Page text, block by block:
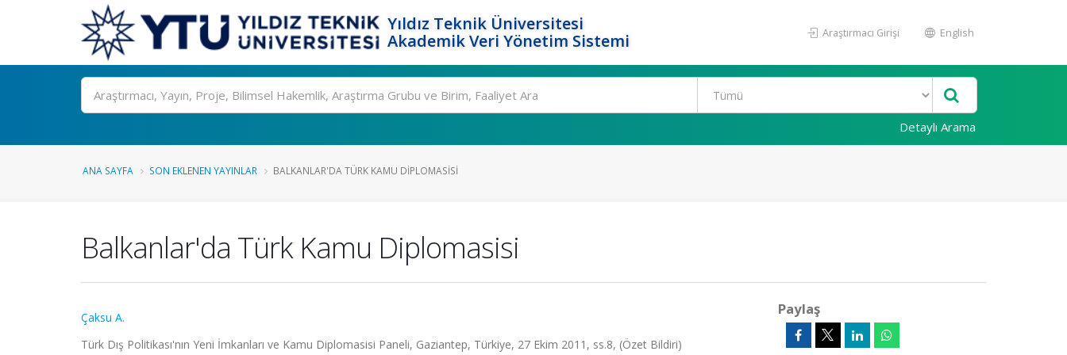
Yıldız Teknik Üniversitesi
Akademik Veri Yönetim Sistemi
Araştırmacı Girişi English
Ara
Detaylı Arama
ANA SAYFA SON EKLENEN YAYINLAR BALKANLAR'DA TÜRK KAMU DIPLOMASISI
Balkanlar'da Türk Kamu Diplomasisi
Çaksu A.
Türk Dış Politikası'nın Yeni İmkanları ve Kamu Diplomasisi Paneli, Gaziantep, Türkiye, 27 Ekim 2011, ss.8, (Özet Bildiri)
Paylaş